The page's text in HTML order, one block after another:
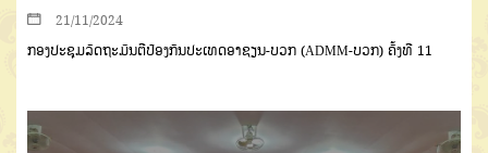
21/11/2024
ກອງປະຊຸມລັດຖະມົນຕີປ້ອງກັນປະເທດອາຊຽນ-ບວກ (ADMM-ບວກ) ຄັ້ງທີ 11